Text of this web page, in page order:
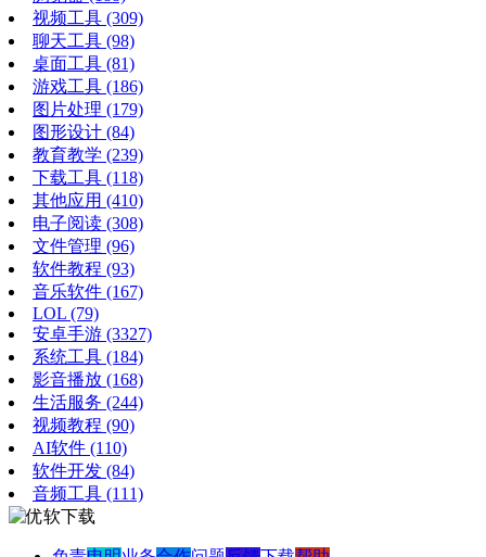
视频工具 (309)
聊天工具 (98)
桌面工具 (81)
游戏工具 (186)
图片处理 (179)
图形设计 (84)
教育教学 (239)
下载工具 (118)
其他应用 (410)
电子阅读 (308)
文件管理 (96)
软件教程 (93)
音乐软件 (167)
LOL (79)
安卓手游 (3327)
系统工具 (184)
影音播放 (168)
生活服务 (244)
视频教程 (90)
AI软件 (110)
软件开发 (84)
音频工具 (111)